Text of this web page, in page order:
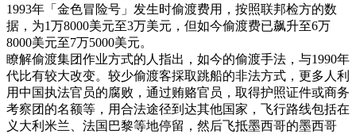
1993年「金色冒险号」发生时偷渡费用，按照联邦检方的数
据，为1万8000美元至3万美元，但如今偷渡费已飙升至6万
8000美元至7万5000美元。
瞭解偷渡集团作业方式的人指出，如今的偷渡手法，与1990年
代比有较大改变。较少偷渡客採取跳船的非法方式，更多人利
用中国执法官员的腐败，通过贿赂官员，取得护照证件或商务
考察团的名额等，用合法途径到达其他国家，飞行路线包括在
义大利米兰、法国巴黎等地停留，然后飞抵墨西哥的墨西哥